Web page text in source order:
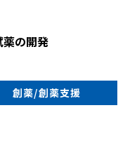
の開発
創薬/創薬支援